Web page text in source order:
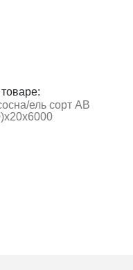
ель сорт AB